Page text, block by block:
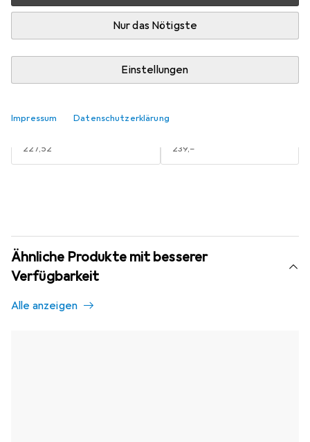
Nur das Nötigste
Einstellungen
Impressum Datenschutzerklärung
Vergleichen Merken
EUR
227,52 EUR
239,–
Ähnliche Produkte mit besserer
Verfügbarkeit
Alle anzeigen